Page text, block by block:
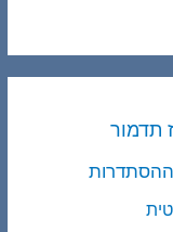
תדמור
ההסתדרות